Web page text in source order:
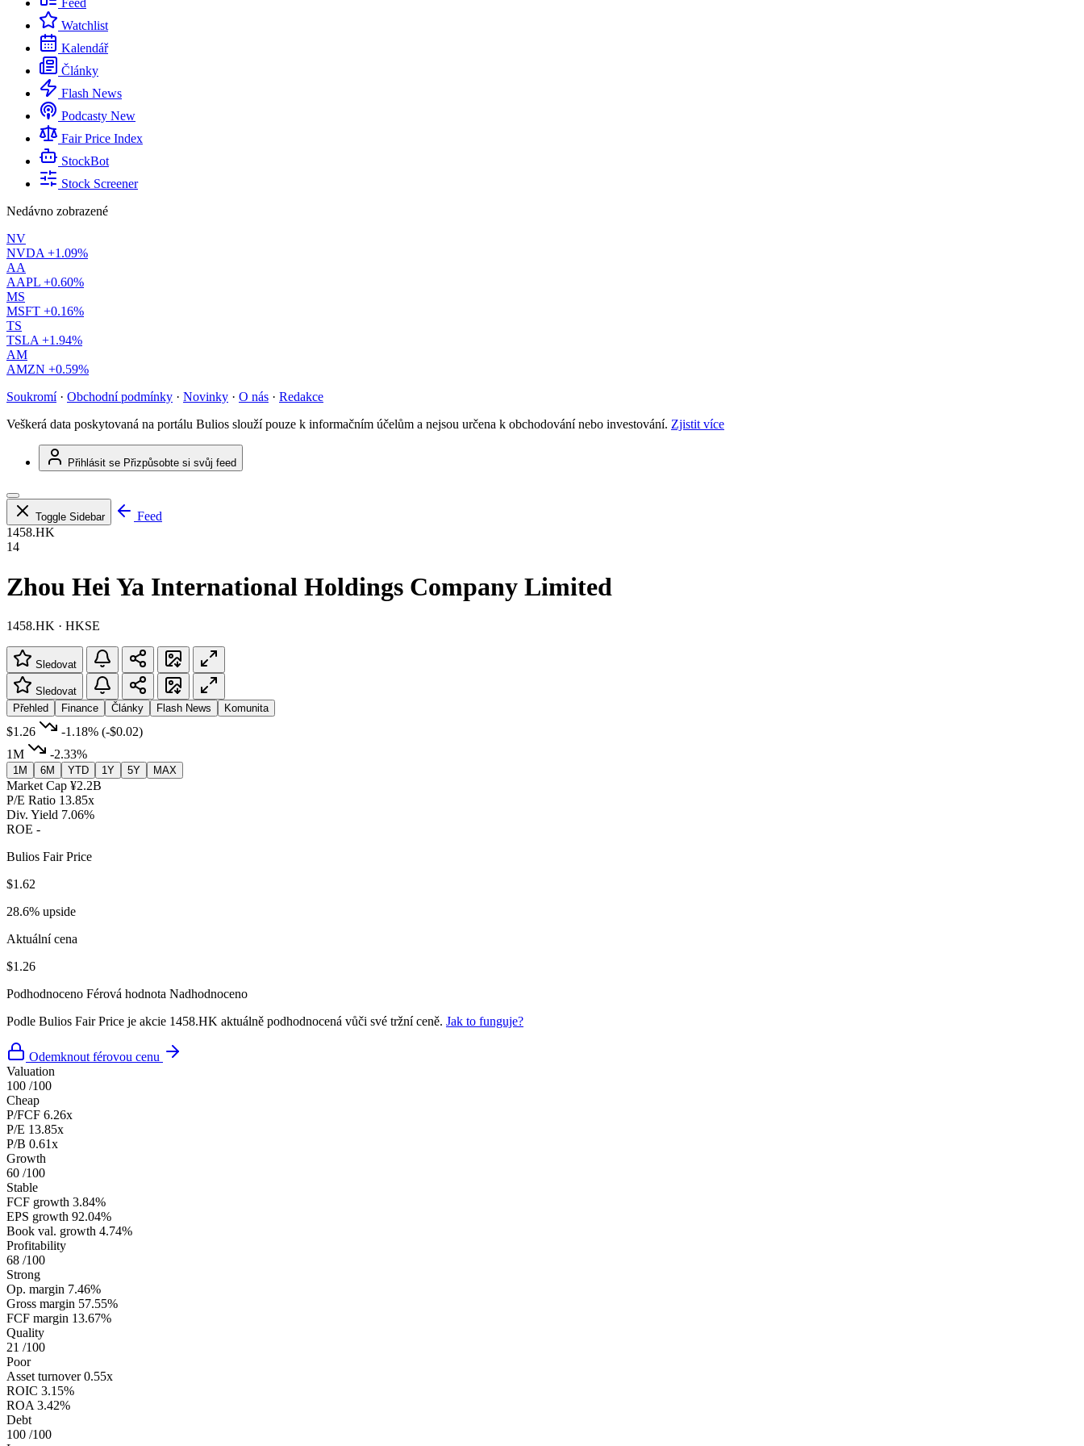
Feed
Watchlist
Kalendář
Články
Flash News
Podcasty New
Fair Price Index
StockBot
Stock Screener
Nedávno zobrazené
NV
NVDA +1.09%
AA
AAPL +0.60%
MS
MSFT +0.16%
TS
TSLA +1.94%
AM
AMZN +0.59%
Soukromí · Obchodní podmínky · Novinky · O nás · Redakce
Veškerá data poskytovaná na portálu Bulios slouží pouze k informačním účelům a nejsou určena k obchodování nebo investování. Zjistit více
Přihlásit se Přizpůsobte si svůj feed
Toggle Sidebar
Feed
1458.HK
14
Zhou Hei Ya International Holdings Company Limited
1458.HK · HKSE
Sledovat
Sledovat
Přehled
Finance Články Flash News Komunita
$1.26 -1.18% (-$0.02)
1M
-2.33%
1M 6M YTD 1Y 5Y MAX
Market Cap ¥2.2B
P/E Ratio 13.85x
Div. Yield 7.06%
ROE -
Bulios Fair Price
$1.62
28.6% upside
Aktuální cena
$1.26
Podhodnoceno Férová hodnota Nadhodnoceno
Podle Bulios Fair Price je akcie 1458.HK aktuálně podhodnocená vůči své tržní ceně. Jak to funguje?
Odemknout férovou cenu
Valuation
100 /100
Cheap
P/FCF 6.26x
P/E 13.85x
P/B 0.61x
Growth
60 /100
Stable
FCF growth 3.84%
EPS growth 92.04%
Book val. growth 4.74%
Profitability
68 /100
Strong
Op. margin 7.46%
Gross margin 57.55%
FCF margin 13.67%
Quality
21 /100
Poor
Asset turnover 0.55x
ROIC 3.15%
ROA 3.42%
Debt
100 /100